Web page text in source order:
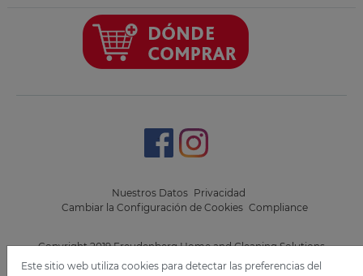
Copyright 2019 Freudenberg Home and Cleaning Solutions
GmbH.
Nuestros Datos Privacidad
Cambiar la Configuración de Cookies Compliance
.
Este sitio web utiliza cookies para detectar las preferencias del